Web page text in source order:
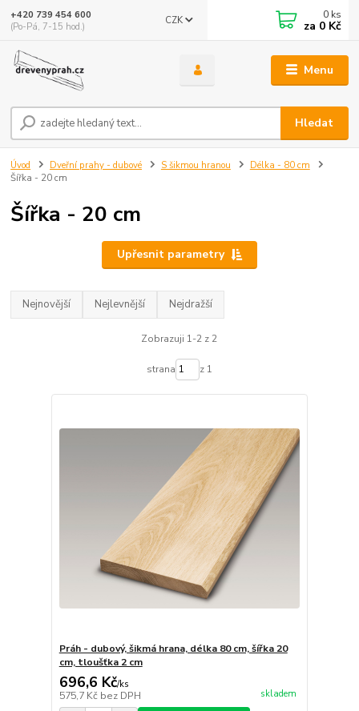
Menu
CZK
Hledat
+420 739 454 600
(Po-Pá, 7-15 hod.)
0 ks
za 0 Kč
Úvod Dveřní prahy - dubové S šikmou hranou
Délka - 80 cm
Šířka - 20 cm
Šířka - 20 cm
Upřesnit parametry
Nejnovější Nejlevnější Nejdražší
Zobrazuji 1-2 z 2
strana z 1
Práh - dubový, šikmá hrana, délka 80 cm, šířka 20
cm, tloušťka 2 cm
696,6 Kč/ks
575,7 Kč bez DPH skladem